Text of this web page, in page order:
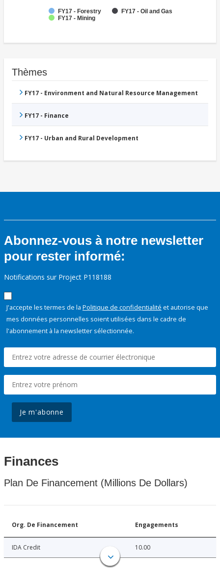
FY17 - Forestry
FY17 - Oil and Gas
FY17 - Mining
Thèmes
FY17 - Environment and Natural Resource Management
FY17 - Finance
FY17 - Urban and Rural Development
Abonnez-vous à notre newsletter
pour rester informé:
Notifications sur Project P118188
J'accepte les termes de la Politique de confidentialité et autorise que
mes données personnelles soient utilisées dans le cadre de
l'abonnement à la newsletter sélectionnée.
Je m'abonne
Finances
Plan De Financement (Millions De Dollars)
Org. De Financement Engagements
IDA Credit 10.00